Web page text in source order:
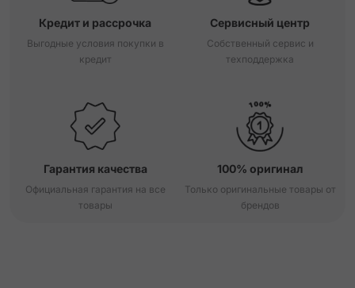
Кредит и рассрочка
Выгодные условия покупки в
кредит
Сервисный центр
Собственный сервис и
техподдержка
Гарантия качества
Официальная гарантия на все
товары
100% оригинал
Только оригинальные товары от
брендов